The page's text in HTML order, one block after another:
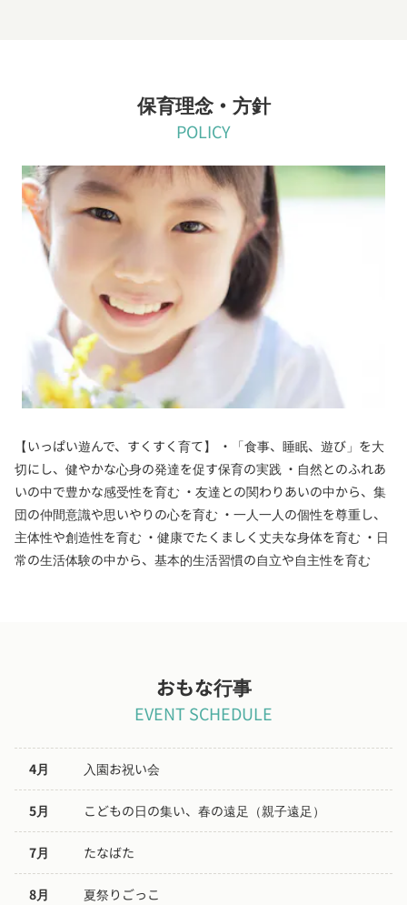
保育理念・方針
POLICY
【いっぱい遊んで、すくすく育て】 ・「食事、睡眠、遊び」を大
切にし、健やかな心身の発達を促す保育の実践 ・自然とのふれあ
いの中で豊かな感受性を育む ・友達との関わりあいの中から、集
団の仲間意識や思いやりの心を育む ・一人一人の個性を尊重し、
主体性や創造性を育む ・健康でたくましく丈夫な身体を育む ・日
常の生活体験の中から、基本的生活習慣の自立や自主性を育む
おもな行事
EVENT SCHEDULE
4月 入園お祝い会
5月 こどもの日の集い、春の遠足（親子遠足）
7月 たなばた
8月 夏祭りごっこ